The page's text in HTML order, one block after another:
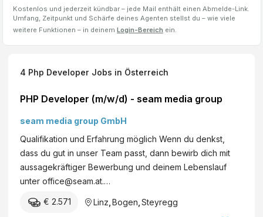
Kostenlos und jederzeit kündbar – jede Mail enthält einen Abmelde-Link.
Umfang, Zeitpunkt und Schärfe deines Agenten stellst du – wie viele
weitere Funktionen – in deinem Login-Bereich ein.
4 Php Developer Jobs in Österreich
PHP Developer (m/w/d) - seam media group
seam media group GmbH
Qualifikation und Erfahrung möglich Wenn du denkst,
dass du gut in unser Team passt, dann bewirb dich mit
aussagekräftiger Bewerbung und deinem Lebenslauf
unter office@seam.at.…
€ 2.571 Linz Bogen Steyregg